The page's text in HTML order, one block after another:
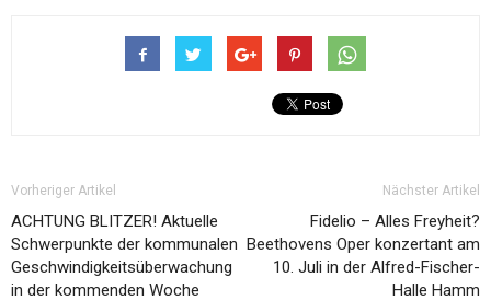
Vorheriger Artikel
ACHTUNG BLITZER! Aktuelle
Schwerpunkte der kommunalen
Geschwindigkeitsüberwachung
in der kommenden Woche
Nächster Artikel
Fidelio – Alles Freyheit?
Beethovens Oper konzertant am
10. Juli in der Alfred-Fischer-
Halle Hamm